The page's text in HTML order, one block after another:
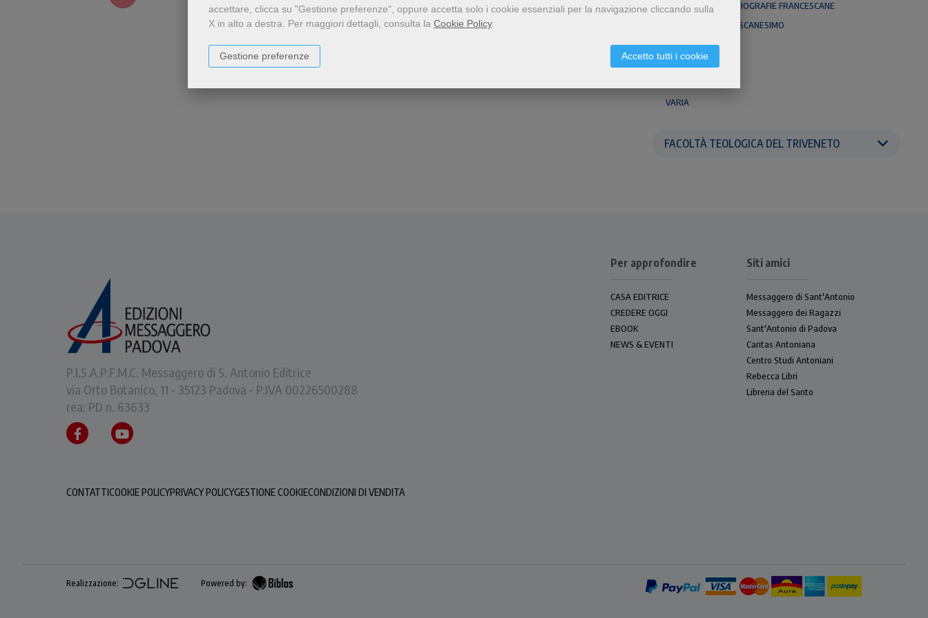
accettare, clicca su "Gestione preferenze", oppure accetta solo i cookie essenziali per la navigazione cliccando sulla
X in alto a destra. Per maggiori dettagli, consulta la Cookie Policy.
Accetto tutti i cookie
Gestione preferenze
FONTI / SCRITTI / BIOGRAFIE FRANCESCANE
FONTI DEL FRANCESCANESIMO
FONTI E RICERCHE
VARIA
FACOLTÀ TEOLOGICA DEL TRIVENETO
P.I.S.A.P.F.M.C. Messaggero di S. Antonio Editrice
via Orto Botanico, 11 - 35123 Padova - P.IVA 00226500288
rea: PD n. 63633
CONTATTICOOKIE POLICYPRIVACY POLICYGESTIONE COOKIECONDIZIONI DI VENDITA
Per approfondire
CASA EDITRICE
CREDERE OGGI
EBOOK
NEWS & EVENTI
Siti amici
Messaggero di Sant'Antonio
Messaggero dei Ragazzi
Sant'Antonio di Padova
Caritas Antoniana
Centro Studi Antoniani
Rebecca Libri
Libreria del Santo
Realizzazione: Powered by: